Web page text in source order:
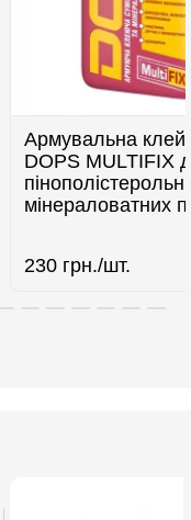
Армувальна
DOPS MULTIFIX
мінераловатних
230 грн./шт.